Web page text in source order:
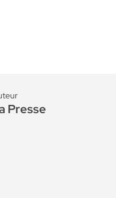
Presse